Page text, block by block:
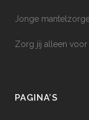
Jonge
Zorg jij alleen voor
PAGINA’S